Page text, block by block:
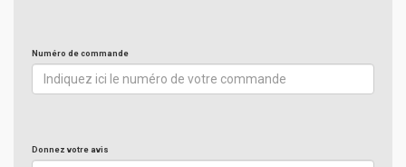
Numéro de commande
Donnez votre avis